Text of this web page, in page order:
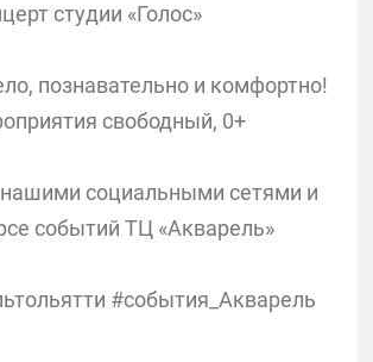
студии «Голос»
познавательно и комфортно!
свободный, 0+
социальными сетями и
событий ТЦ «Акварель»
#события_Акварель